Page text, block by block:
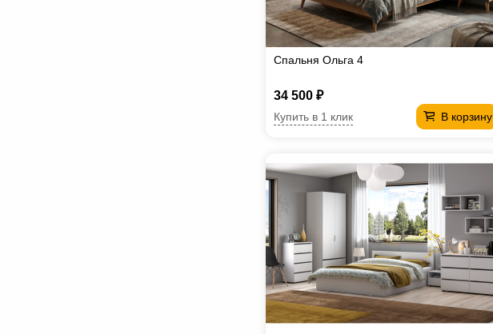
Спальня Ольга 4
34 500 ₽
В корзину
Купить в 1 клик